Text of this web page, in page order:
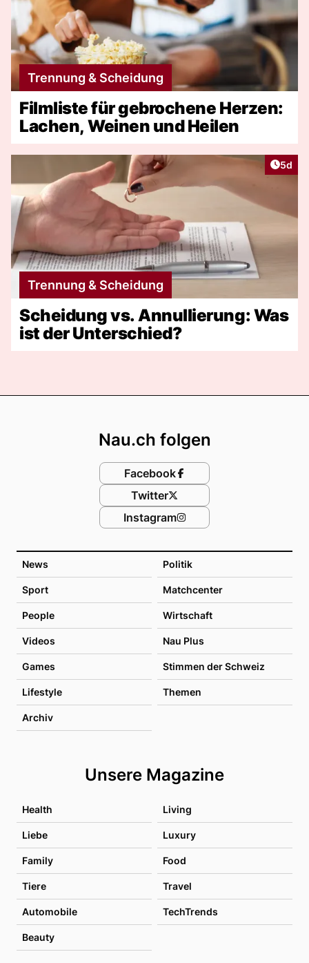
Trennung & Scheidung
Filmliste für gebrochene Herzen:
Lachen, Weinen und Heilen
5d
Trennung & Scheidung
Scheidung vs. Annullierung: Was
ist der Unterschied?
News Politik
Sport Matchcenter
People Wirtschaft
Videos Nau Plus
Games Stimmen der Schweiz
Lifestyle Themen
Archiv
Unsere Magazine
Health Living
Liebe Luxury
Family Food
Tiere Travel
Automobile TechTrends
Beauty
Nau.ch folgen
Facebook
Twitter
Instagram